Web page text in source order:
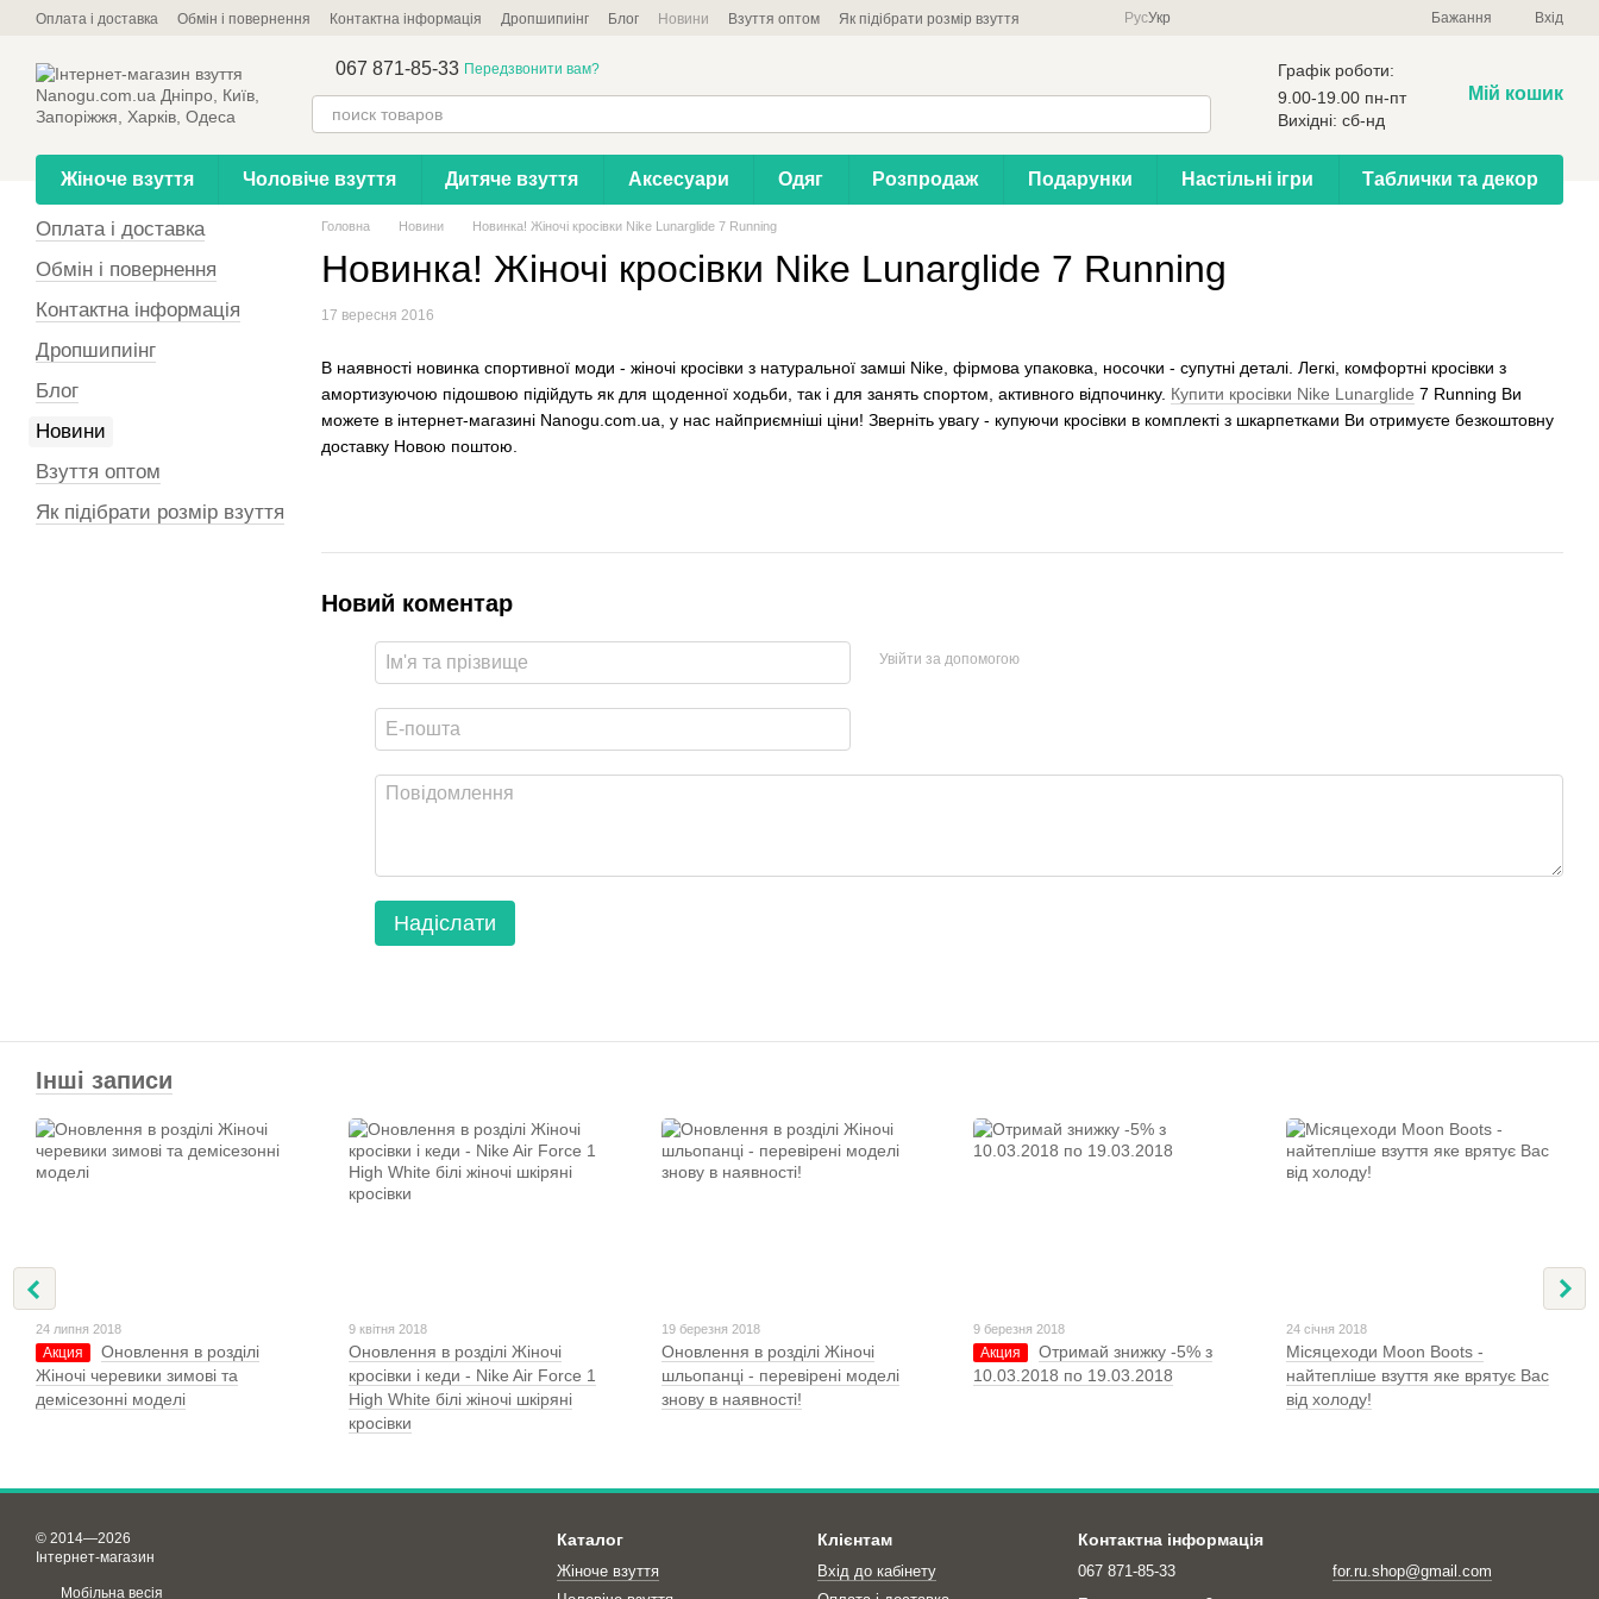
Перейти до основного контенту
Оплата і доставка Обмін і повернення Контактна інформація Дропшипиінг Блог Новини Взуття оптом Як підібрати розмір взуття РусУкр Бажання Вхід
067 871-85-33 Передзвонити вам?
Графік роботи:
9.00-19.00 пн-пт
Вихідні: сб-нд
Мій кошик
Жіноче взуття Чоловіче взуття Дитяче взуття Аксесуари Одяг Розпродаж Подарунки Настільні ігри Таблички та декор
Головна Новини Новинка! Жіночі кросівки Nike Lunarglide 7 Running
Новинка! Жіночі кросівки Nike Lunarglide 7 Running
17 вересня 2016
В наявності новинка спортивної моди - жіночі кросівки з натуральної замші Nike, фірмова упаковка, носочки - супутні деталі. Легкі, комфортні кросівки з
амортизуючою підошвою підійдуть як для щоденної ходьби, так і для занять спортом, активного відпочинку. Купити кросівки Nike Lunarglide 7 Running Ви
можете в інтернет-магазині Nanogu.com.ua, у нас найприємніші ціни! Зверніть увагу - купуючи кросівки в комплекті з шкарпетками Ви отримуєте безкоштовну
доставку Новою поштою.
Новий коментар
Увійти за допомогою
Надіслати
Оплата і доставка
Обмін і повернення
Контактна інформація
Дропшипиінг
Блог
Новини
Взуття оптом
Як підібрати розмір взуття
Інші записи
24 липня 2018
Акция
Оновлення в розділі
Жіночі черевики зимові та
демісезонні моделі
9 квітня 2018
Оновлення в розділі Жіночі
кросівки і кеди - Nike Air Force 1
High White білі жіночі шкіряні
кросівки
19 березня 2018
Оновлення в розділі Жіночі
шльопанці - перевірені моделі
знову в наявності!
9 березня 2018
Акция
Отримай знижку -5% з
10.03.2018 по 19.03.2018
24 січня 2018
Місяцеходи Moon Boots -
найтепліше взуття яке врятує Вас
від холоду!
© 2014—2026
Інтернет-магазин
Мобільна весія
Каталог
Жіноче взуття
Клієнтам
Вхід до кабінету
Контактна інформація
067 871-85-33 for.ru.shop@gmail.com